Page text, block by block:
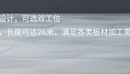
计，可选双工位
长度可达26米，满足各类板材加工